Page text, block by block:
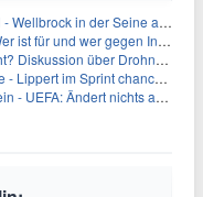
in der Seine ausgebremst
für und wer gegen Infantino?
über Drohnenabwehr
im Sprint chancenlos
Ändert nichts an Boykott